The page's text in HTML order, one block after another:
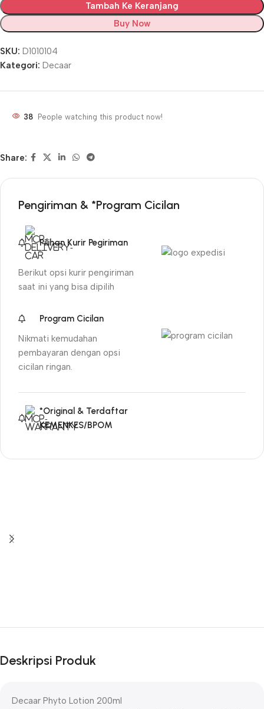
Tambah Ke Keranjang
Buy Now
SKU: D1010104
Kategori: Decaar
38 People watching this product now!
Share:
Pengiriman & *Program Cicilan
Pilihan Kurir Pegiriman
Berikut opsi kurir pengiriman
saat ini yang bisa dipilih
Program Cicilan
Nikmati kemudahan
pembayaran dengan opsi
cicilan ringan.
*Original & Terdaftar
KEMENKES/BPOM
Deskripsi Produk
Decaar Phyto Lotion 200ml